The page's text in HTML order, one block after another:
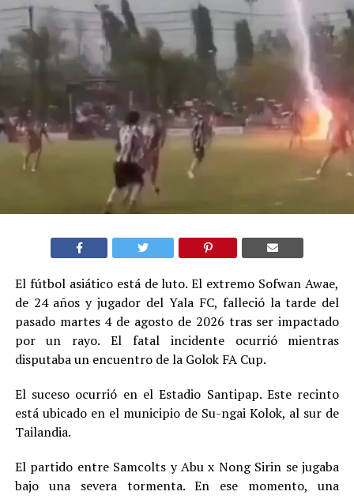
El fútbol asiático está de luto. El extremo Sofwan Awae,
de 24 años y jugador del Yala FC, falleció la tarde del
pasado martes 4 de agosto de 2026 tras ser impactado
por un rayo. El fatal incidente ocurrió mientras
disputaba un encuentro de la Golok FA Cup.
El suceso ocurrió en el Estadio Santipap. Este recinto
está ubicado en el municipio de Su-ngai Kolok, al sur de
Tailandia.
El partido entre Samcolts y Abu x Nong Sirin se jugaba
bajo una severa tormenta. En ese momento, una